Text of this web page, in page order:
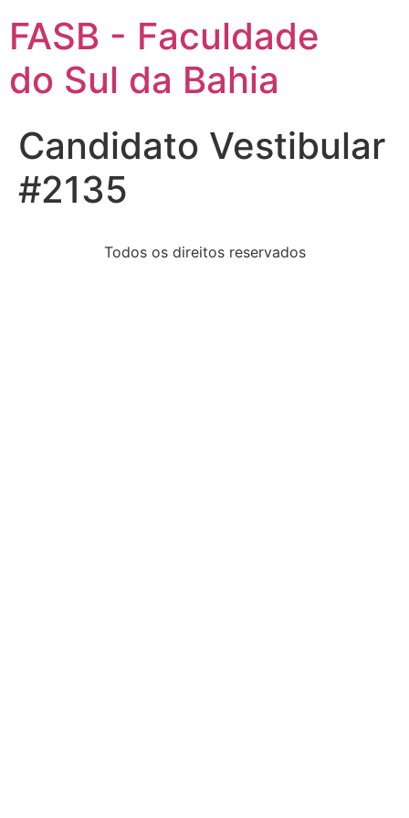
FASB - Faculdade
do Sul da Bahia
Candidato Vestibular
#2135
Todos os direitos reservados